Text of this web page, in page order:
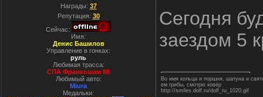
Награды: 37
Репутация: 30
Сейчас:
Имя:
Денис Башилов
Управление в гонках:
руль
Любимая трасса:
СПА Франкошам 88
Любимый авто:
Miura
Медальки:
Сегодня
заездом 5
Во имя кольца и поршня, шатуна и
ем грибы, смотрю ковёр
http://smiles.dolf.ru/dolf_ru_1020.gif